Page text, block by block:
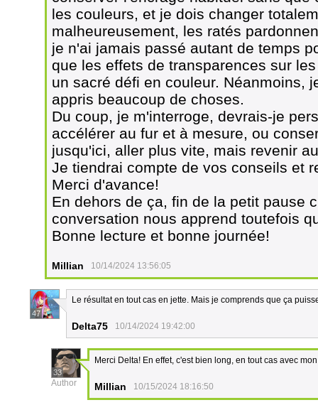
les couleurs, et je dois changer
malheureusement, les ratés
je n'ai jamais passé autant de temps
que les effets de transparences sur
un sacré défi en couleur. Néanmoins,
appris beaucoup de choses.
Du coup, je m'interroge, devrais-je
accélérer au fur et à mesure, ou
jusqu'ici, aller plus vite, mais revenir
Je tiendrai compte de vos conseils et
Merci d'avance!
En dehors de ça, fin de la petit pause
conversation nous apprend toutefois
Bonne lecture et bonne journée!
Millian 10/14/2024 13:56:05
47
Le résultat en tout cas en jette. Mais je comprends que ça
Delta75 10/14/2024 19:42:00
33
Author
Merci Delta! En effet, c'est bien long, en tout cas avec
Millian 10/15/2024 18:16:50